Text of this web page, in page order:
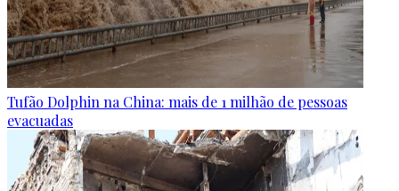
Tufão Dolphin na China: mais de 1 milhão de pessoas
evacuadas